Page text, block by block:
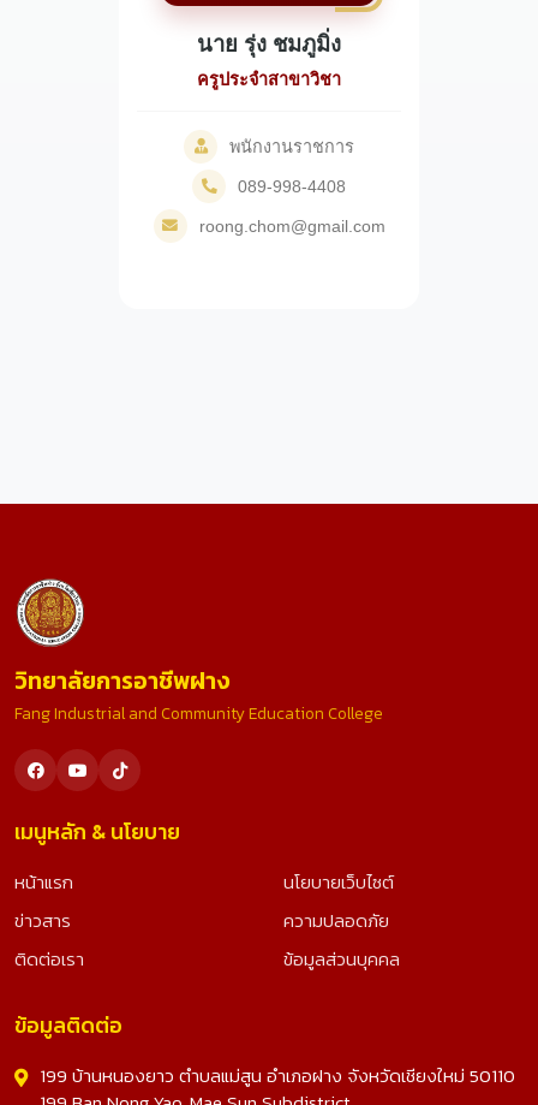
นาย รุ่ง ชมภูมิ่ง
ครูประจำสาขาวิชา
พนักงานราชการ
089-998-4408
roong.chom@gmail.com
วิทยาลัยการอาชีพฝาง
Fang Industrial and Community Education College
เมนูหลัก & นโยบาย
หน้าแรก
ข่าวสาร
ติดต่อเรา
นโยบายเว็บไซต์
ความปลอดภัย
ข้อมูลส่วนบุคคล
ข้อมูลติดต่อ
199 บ้านหนองยาว ตำบลแม่สูน อำเภอฝาง จังหวัดเชียงใหม่ 50110